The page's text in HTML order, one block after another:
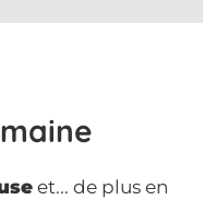
et... de plus en